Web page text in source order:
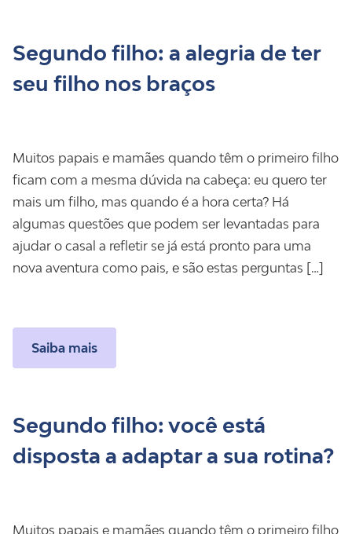
Segundo filho: a alegria de ter
seu filho nos braços
Muitos papais e mamães quando têm o primeiro filho
ficam com a mesma dúvida na cabeça: eu quero ter
mais um filho, mas quando é a hora certa? Há
algumas questões que podem ser levantadas para
ajudar o casal a refletir se já está pronto para uma
nova aventura como pais, e são estas perguntas […]
Saiba mais
Segundo filho: você está
disposta a adaptar a sua rotina?
Muitos papais e mamães quando têm o primeiro filho